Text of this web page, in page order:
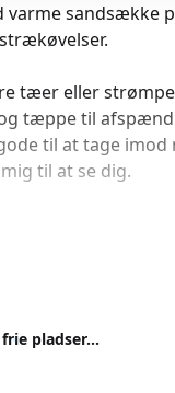
sandsække
tæer eller
tæppe til
til at tage imod
til at se dig.
pladser...